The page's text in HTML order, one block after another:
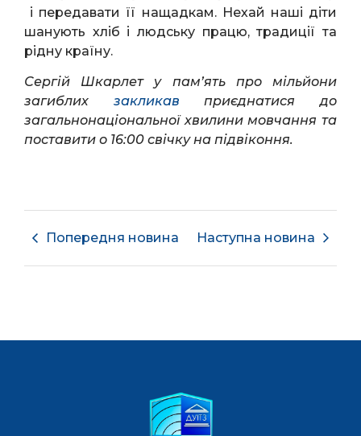
і передавати її нащадкам. Нехай наші діти
шанують хліб і людську працю, традиції та
рідну країну.
Сергій Шкарлет у пам’ять про мільйони
загиблих закликав приєднатися до
загальнонаціональної хвилини мовчання та
поставити о 16:00 свічку на підвіконня.
Попередня новина Наступна новина